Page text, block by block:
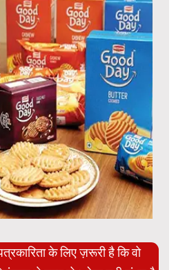
के लिए ज़रूरी है कि वो